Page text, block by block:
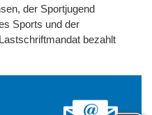
der Sportjugend
Sports und der
bezahlt